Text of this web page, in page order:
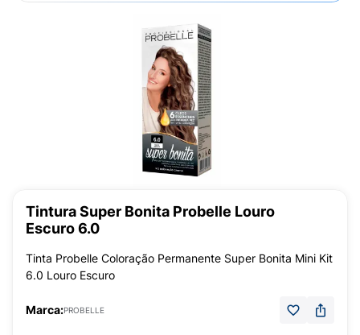
Tintura Super Bonita Probelle Louro
Escuro 6.0
Tinta Probelle Coloração Permanente Super Bonita Mini Kit
6.0 Louro Escuro
Marca:PROBELLE